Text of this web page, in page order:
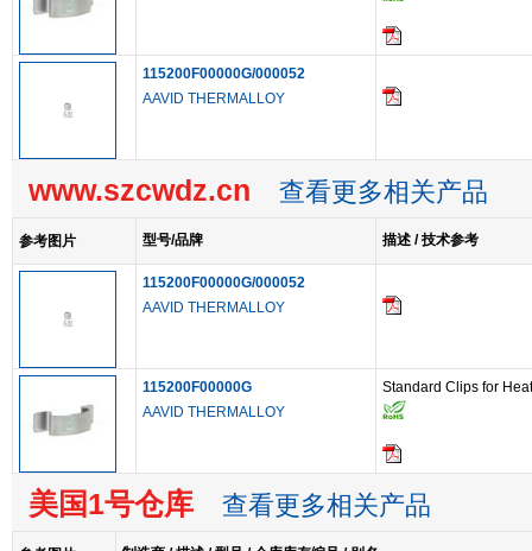
115200F00000G/000052
AAVID THERMALLOY
www.szcwdz.cn 查看更多相关产品
参考图片 型号/品牌 描述 / 技术参考
115200F00000G/000052
AAVID THERMALLOY
115200F00000G
AAVID THERMALLOY
Standard Clips for
美国1号仓库 查看更多相关产品